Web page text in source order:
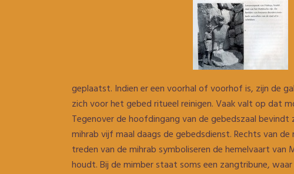
geplaatst. Indien er een voorhal of voorhof is, zijn de
zich voor het gebed ritueel reinigen. Vaak valt op dat
Tegenover de hoofdingang van de gebedszaal
mihrab vijf maal daags de gebedsdienst. Rechts van
treden van de mihrab symboliseren de hemelvaart
houdt. Bij de mimber staat soms een zangtribune,